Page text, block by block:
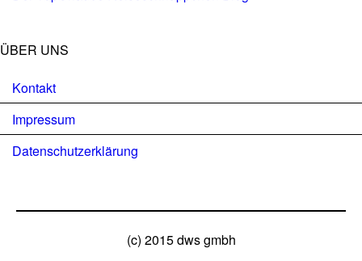
ÜBER UNS
Kontakt
Impressum
Datenschutzerklärung
(c) 2015 dws gmbh